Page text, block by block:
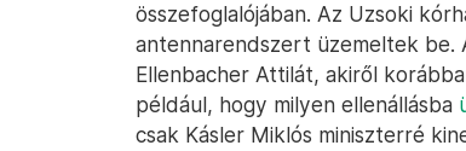
összefoglalójában. Az Uzsoki
antennarendszert üzemeltek be.
Ellenbacher Attilát, akiről
például, hogy milyen ellenállásba
csak Kásler Miklós miniszterré